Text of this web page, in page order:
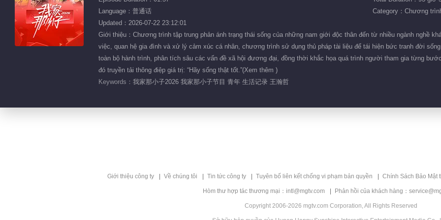
Language：普通话
Category：Chương
Updated：2026-07-22 23:12:01
Giới thiệu：Chương trình tập trung phản ánh trạng thái sống của những nam giới độc thân đến từ nhiều ngành nghề
việc, quan hệ gia đình và xử lý cảm xúc cá nhân, chương trình sử dụng thủ pháp tài liệu để tái hiện bức tranh đời
toàn bộ hành trình, phân tích sâu các vấn đề xã hội đương đại, đồng thời khắc họa quá trình người tham gia từng
đó truyền tải thông điệp giá trị: “Hãy sống thật tốt.”(Xem thêm )
Keywords： 我家那小子2026 我家那小子节目 青年 生活记录 王瀚哲
Giới thiệu công ty Về chúng tôi Tin tức công ty Tuyên bố liên kết chống vi phạm bản quyền Chính Sách Bảo Mật
Hòm thư hợp tác thương mại：intl@mgtv.com Phản hồi của khách hàng：
Copyright 2006-2026 mgtv.com Corporation, All Rights Reserved